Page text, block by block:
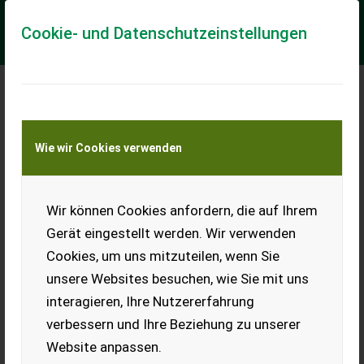
Cookie- und Datenschutzeinstellungen
Wie wir Cookies verwenden
Wir können Cookies anfordern, die auf Ihrem
Gerät eingestellt werden. Wir verwenden
Cookies, um uns mitzuteilen, wenn Sie
unsere Websites besuchen, wie Sie mit uns
interagieren, Ihre Nutzererfahrung
verbessern und Ihre Beziehung zu unserer
Website anpassen.
Meine Transportkostenanfrage
Transport von Land- und Baumaschinen –
KEINE Tiertransporte
Regent Titan 120K
mit 100 PS Traktor, es reicht
ein 200 kg Frontgewicht aus,
ca. 10 ha im Jahr bearbeitet,
neue Schnabelscharre, 2
EUR 0